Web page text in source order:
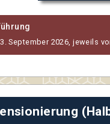
September 2026, jeweils